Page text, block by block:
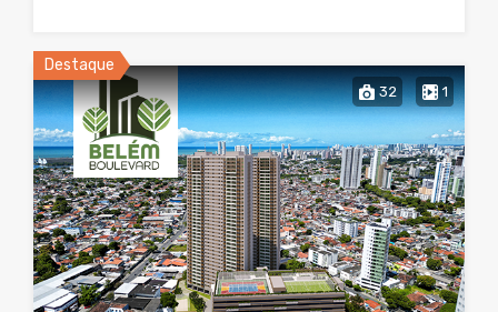
Destaque
32 1